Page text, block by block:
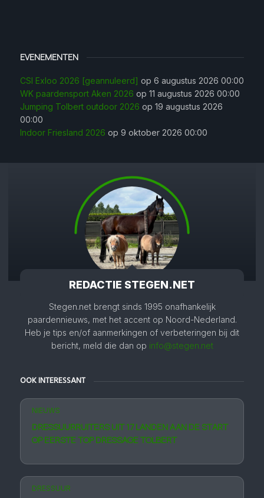
REDACTIE STEGEN.NET
Stegen.net brengt sinds 1995 onafhankelijk
paardennieuws, met het accent op Noord-Nederland.
Heb je tips en/of aanmerkingen of verbeteringen bij dit
bericht, meld die dan op info@stegen.net
OOK INTERESSANT
NIEUWS
DRESSUURRUITERS UIT 17 LANDEN AAN DE START
OP EERSTE TOP DRESSAGE TOLBERT
DRESSUUR
EVENEMENTEN
CSI Exloo 2026 [geannuleerd] op 6 augustus 2026 00:00
WK paardensport Aken 2026 op 11 augustus 2026 00:00
Jumping Tolbert outdoor 2026 op 19 augustus 2026
00:00
Indoor Friesland 2026 op 9 oktober 2026 00:00